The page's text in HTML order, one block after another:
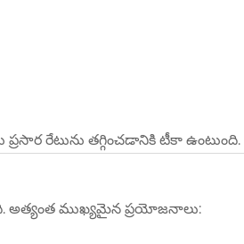
రేటును తగ్గించడానికి టీకా ఉంటుంది.
అత్యంత ముఖ్యమైన ప్రయోజనాలు: